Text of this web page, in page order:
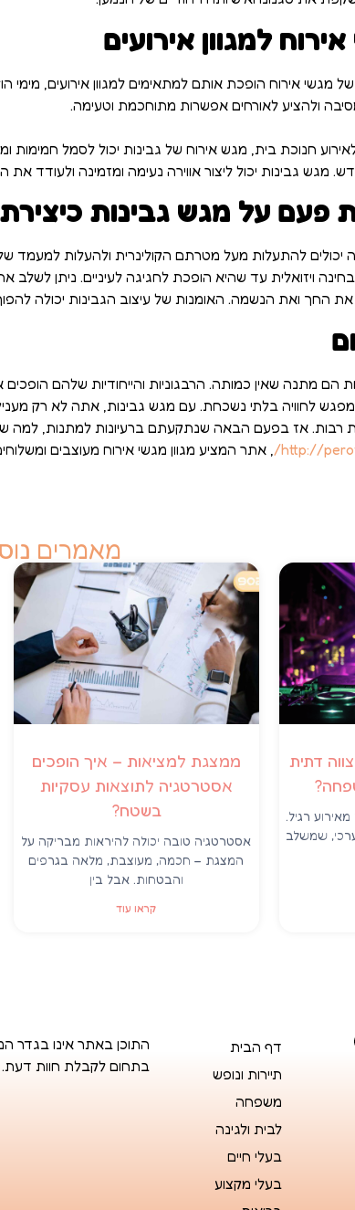
למגוון אירועים
של מגשי אירוח הופכת אותם למתאימים למגוון אירועים,
ולהציע לאורחים אפשרות מתוחכמת וטעימה.
חנוכת בית, מגש אירוח של גבינות יכול לסמל
מגש גבינות יכול ליצור אווירה נעימה ומזמינה ולעודד את
פעם על מגש גבינות
יכולים להתעלות מעל מטרתם הקולינרית ולהעלות למעמד
ויזואלית עד שהיא הופכת לחגיגה לעיניים. ניתן לשלב
החך ואת הנשמה. האומנות של עיצוב הגבינות יכולה
הם מתנה שאין כמותה. הרבגוניות והייחודיות שלהם
לחוויה בלתי נשכחת. עם מגש גבינות, אתה לא רק מעניק
רבות. אז בפעם הבאה שנתקעתם ברעיונות למתנות, למה
http://
, אתר המציע מגוון מגשי אירוח מעוצבים
מאמרים
דתית
רגיל.
שמשלב
ממצגת למציאות – איך הופכים
אסטרטגיה לתוצאות עסקיות
בשטח?
אסטרטגיה טובה יכולה להיראות מבריקה על
המצגת – חכמה, מעוצבת, מלאה בגרפים
והבטחות. אבל בין
קראו עוד
דף הבית
תיירות ונופש
משפחה
לבית ולגינה
בעלי חיים
בעלי מקצוע
התוכן באתר אינו בגדר
בתחום לקבלת חוות דעת.